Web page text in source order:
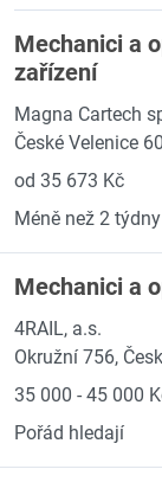
Mechanici a
zařízení
Magna Cartech
České Velenice
od 35 673 Kč
Méně než 2 týdny
Mechanici a
4RAIL, a.s.
Okružní 756,
35 000 - 45 000
Pořád hledají